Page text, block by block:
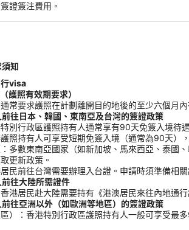
證簽注費用。
知
visa
護照有效期要求）
常要求護照在計劃離開目的地後的至少六個月
往日本、韓國、東南亞及台灣的簽證政策
別行政區護照持有人通常享有90天免簽入境待
照持有人可享受短期免簽入境（通常為90天）
多數東南亞國家（如新加坡、馬來西亞、泰國
更新政策。
民前往台灣需要辦理入台證。申請時須準備相
往大陸所需證件
港居民赴大陸需要持有《港澳居民來往內地通
往亞洲以外（如歐洲等地區）的簽證政策
）：香港特別行政區護照持有人一般可享受最